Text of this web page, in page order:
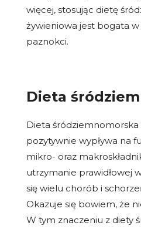
więcej, stosując dietę
żywieniowa jest bogata
paznokci.
Dieta
Dieta
pozytywnie wypływa na
mikro- oraz
utrzymanie prawidłowej
się wielu chorób i
Okazuje się bowiem, że
W tym znaczeniu z diety